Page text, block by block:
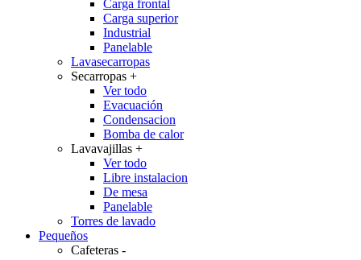
Carga frontal
Carga superior
Industrial
Panelable
Lavasecarropas
Secarropas +
Ver todo
Evacuación
Condensacion
Bomba de calor
Lavavajillas +
Ver todo
Libre instalacion
De mesa
Panelable
Torres de lavado
Pequeños
Cafeteras -